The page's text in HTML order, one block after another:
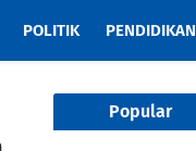
POLITIK PENDIDIKAN
Popular